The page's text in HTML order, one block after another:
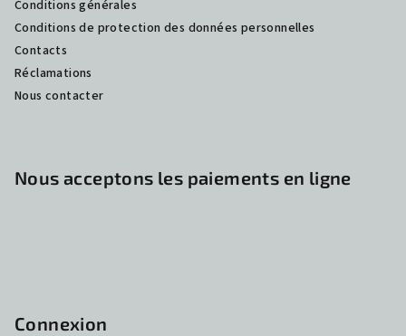
Conditions générales
Conditions de protection des données personnelles
Contacts
Réclamations
Nous contacter
Nous acceptons les paiements en ligne
Connexion